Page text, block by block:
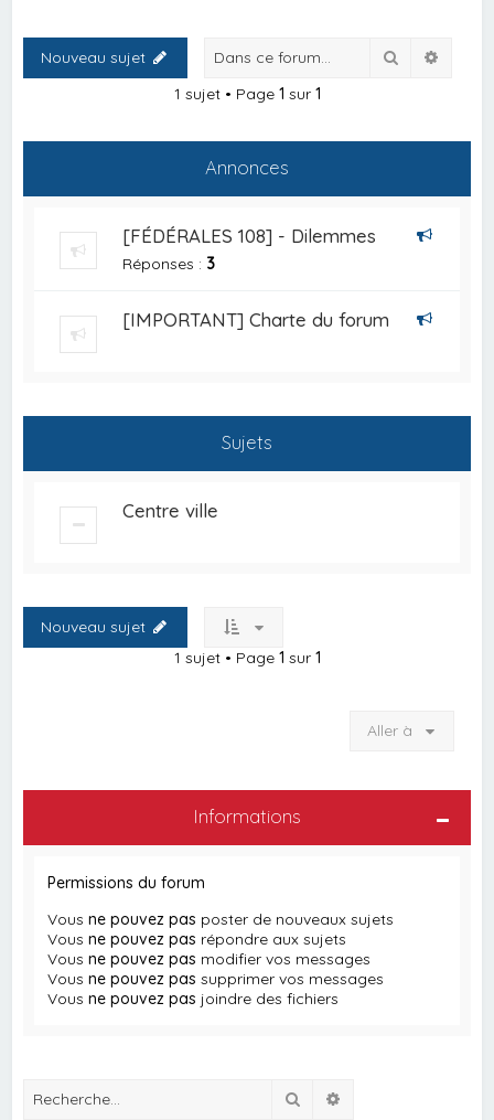
Nouveau sujet Rechercher
1 sujet • Page 1 sur 1
Annonces
[FÉDÉRALES 108] - Dilemmes
Réponses : 3
[IMPORTANT] Charte du forum
Sujets
Centre ville
Nouveau sujet
1 sujet • Page 1 sur 1
Aller à
Informations
Permissions du forum
Vousne pouvez pas poster de nouveaux sujets
Vousne pouvez pas répondre aux sujets
Vousne pouvez pas modifier vos messages
Vousne pouvez pas supprimer vos messages
Vousne pouvez pas joindre des fichiers
Rechercher